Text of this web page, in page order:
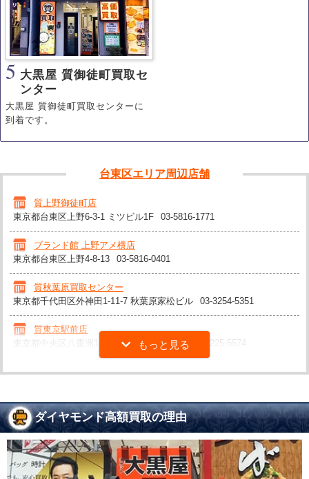
5 大黒屋 質御徒町買取セ
ンター
大黒屋 質御徒町買取センターに
到着です。
台東区エリア周辺店舗
質上野御徒町店
東京都台東区上野6-3-1 ミツビル1F
03-5816-1771
ブランド館 上野アメ横店
東京都台東区上野4-8-13
03-5816-0401
質秋葉原買取センター
東京都千代田区外神田1-11-7 秋葉原家松ビル
03-3254-5351
質東京駅前店
東京都中央区八重洲1-6-19 第二大黒ビル2F
03-6225-5574
ダイヤモンド高額買取の理由